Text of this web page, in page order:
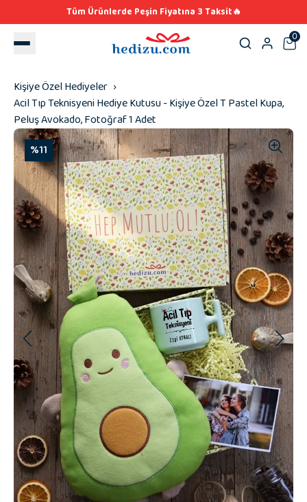
Tüm Ürünlerde Peşin Fiyatına 3 Taksit🔥
0
Kişiye Özel Hediyeler
Acil Tıp Teknisyeni Hediye Kutusu - Kişiye Özel T Pastel Kupa,
Peluş Avokado, Fotoğraf 1 Adet
%11